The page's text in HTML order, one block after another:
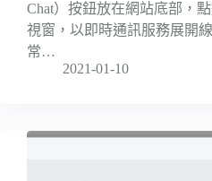
Chat）按鈕放在網站底部，
視窗，以即時通訊服務展開
常…
2021-01-10